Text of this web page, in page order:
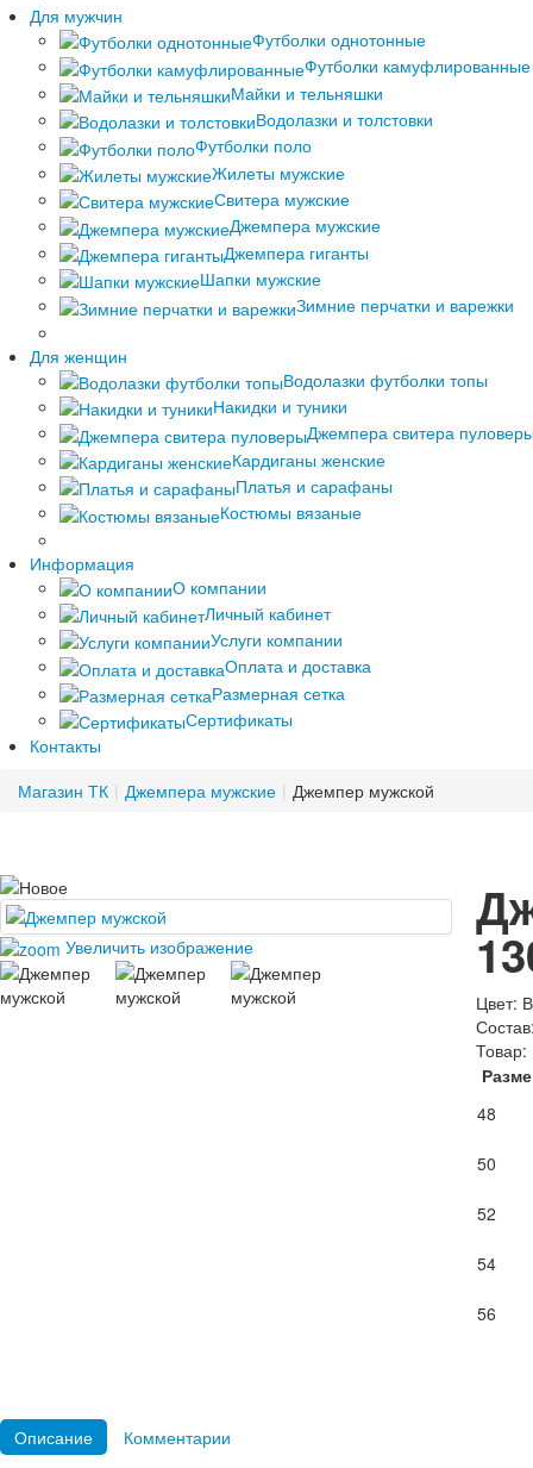
Для мужчин
Футболки однотонные
Футболки камуфлированные
Майки и тельняшки
Водолазки и толстовки
Футболки поло
Жилеты мужские
Свитера мужские
Джемпера мужские
Джемпера гиганты
Шапки мужские
Зимние перчатки и варежки
Для женщин
Водолазки футболки топы
Накидки и туники
Джемпера свитера
Кардиганы женские
Платья и сарафаны
Костюмы вязаные
Информация
О компании
Личный кабинет
Услуги компании
Оплата и доставка
Размерная сетка
Сертификаты
Контакты
Магазин ТК | Джемпера мужские | Джемпер мужской
Увеличить изображение
Цвет:
Состав
Товар:
48
50
52
54
56
Описание Комментарии